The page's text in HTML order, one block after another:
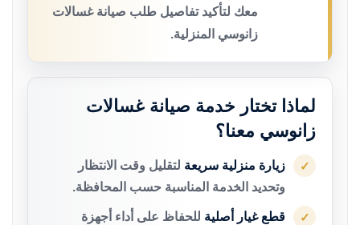
معك لتأكيد تفاصيل طلب صيانة غسالات
زانوسي المنزلية.
لماذا تختار خدمة صيانة غسالات
زانوسي معنا؟
✓ زيارة منزلية سريعة لتقليل وقت الانتظار
وتحديد الخدمة المناسبة حسب المحافظة.
✓ قطع غيار أصلية للحفاظ على أداء أجهزة